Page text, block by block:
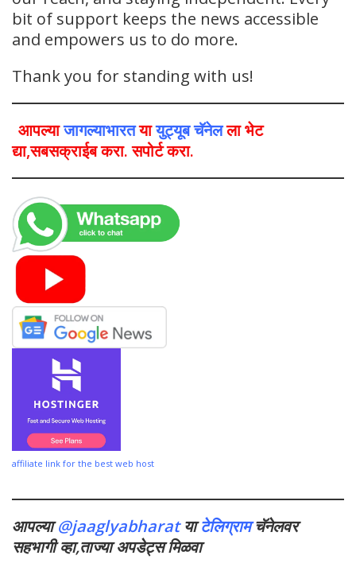
bit of support keeps the news accessible
and empowers us to do more.
Thank you for standing with us!
आपल्याजागल्याभारतयायुट्यूब चॅनेलला भेट
द्या,सबसक्राईब करा. सपोर्ट करा.
affiliate link for the best web host
आपल्या@jaaglyabharatयाटेलिग्रामचॅनेलवर
सहभागी व्हा,ताज्या अपडेट्स मिळवा